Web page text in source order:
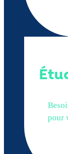
pour